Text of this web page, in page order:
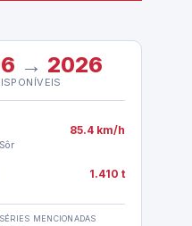
→ 2026
85.4 km/h
1.410 t
SÉRIES MENCIONADAS